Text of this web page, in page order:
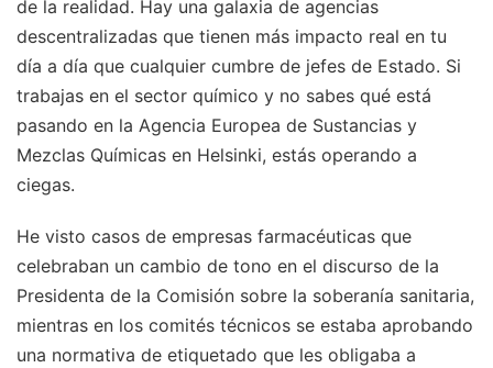
de la realidad. Hay una galaxia de agencias
descentralizadas que tienen más impacto real en tu
día a día que cualquier cumbre de jefes de Estado. Si
trabajas en el sector químico y no sabes qué está
pasando en la Agencia Europea de Sustancias y
Mezclas Químicas en Helsinki, estás operando a
ciegas.
He visto casos de empresas farmacéuticas que
celebraban un cambio de tono en el discurso de la
Presidenta de la Comisión sobre la soberanía sanitaria,
mientras en los comités técnicos se estaba aprobando
una normativa de etiquetado que les obligaba a